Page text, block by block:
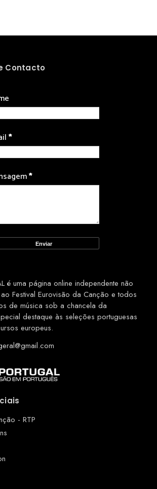
Contacto
*
*
é uma página online independente não
Festival Eurovisão da Canção e todos
de música sob a chancela da
destaque às seleções portuguesas
europeus.
- RTP